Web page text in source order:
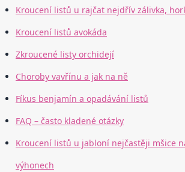
Kroucení listů u rajčat nejdřív zálivka,
Kroucení listů avokáda
Zkroucené listy orchidejí
Choroby vavřínu a jak na ně
Fíkus benjamín a opadávání listů
FAQ – často kladené otázky
Kroucení listů u jabloní nejčastěji mšice
výhonech